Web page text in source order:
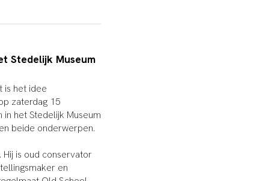
Stedelijk Museum
is het idee
zaterdag 15
het Stedelijk Museum
beide onderwerpen.
is oud conservator
en